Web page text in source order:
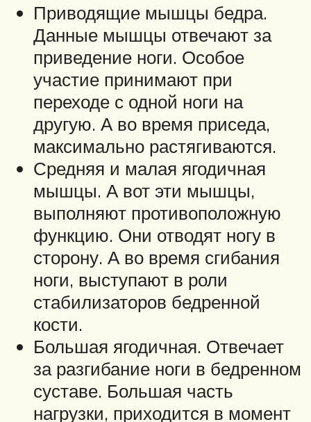
Приводящие мышцы бедра.
Данные мышцы отвечают за
приведение ноги. Особое
участие принимают при
переходе с одной ноги на
другую. А во время приседа,
максимально растягиваются.
Средняя и малая ягодичная
мышцы. А вот эти мышцы,
выполняют противоположную
функцию. Они отводят ногу в
сторону. А во время сгибания
ноги, выступают в роли
стабилизаторов бедренной
кости.
Большая ягодичная. Отвечает
за разгибание ноги в бедренном
суставе. Большая часть
нагрузки, приходится в момент